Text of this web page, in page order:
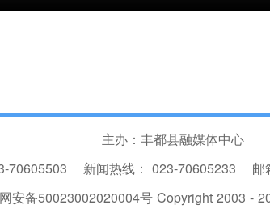
主办：丰都县融媒体中心
70605503 新闻热线： 023-70605233 邮
安备50023002020004号 Copyright 2003 -